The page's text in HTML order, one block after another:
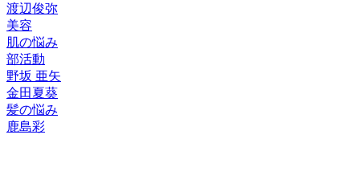
渡辺俊弥
美容
肌の悩み
部活動
野坂 亜矢
金田夏葵
髪の悩み
鹿島彩